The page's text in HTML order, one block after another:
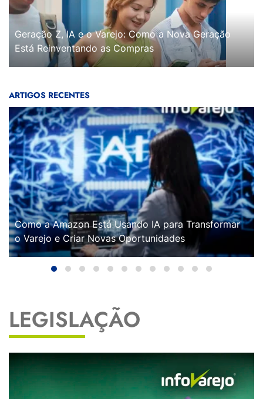
Geração Z, IA e o Varejo: Como a Nova Geração
Está Reinventando as Compras
ARTIGOS RECENTES
Como a Amazon Está Usando IA para Transformar
o Varejo e Criar Novas Oportunidades
LEGISLAÇÃO